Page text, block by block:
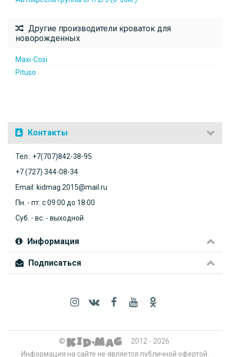
Другие производители кроваток для
новорожденных
Maxi-Cosi
Pituso
Контакты
Тел.: +7(707)842-38-95
+7 (727) 344-08-34
Email: kidmag.2015@mail.ru
Пн. - пт. с 09:00 до 18:00
Суб. - вс. - выходной
Информация
Подписаться
©
2012 - 2026.
Информация на сайте не является публичной офертой.